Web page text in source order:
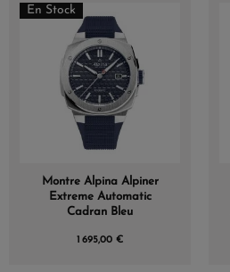
En Stock
Montre Alpina Alpiner
Extreme Automatic
Cadran Bleu
1 695,00 €